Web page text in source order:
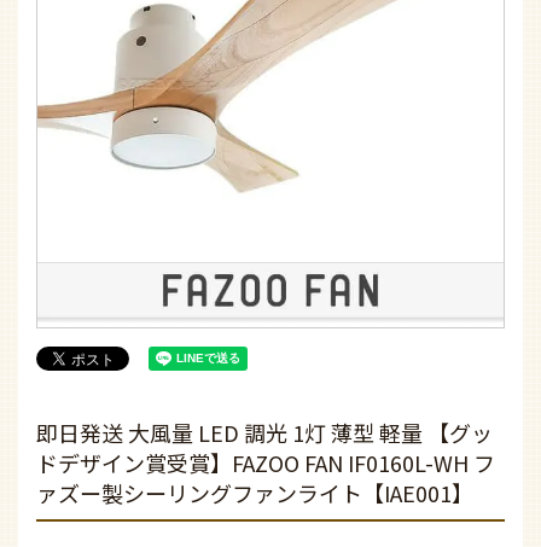
即日発送 大風量 LED 調光 1灯 薄型 軽量 【グッ
ドデザイン賞受賞】FAZOO FAN IF0160L-WH フ
ァズー製シーリングファンライト【IAE001】